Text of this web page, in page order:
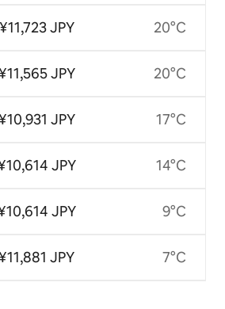
¥11,723 JPY
JPY
JPY
JPY
JPY
JPY
20°C
20°C
17°C
14°C
9°C
7°C